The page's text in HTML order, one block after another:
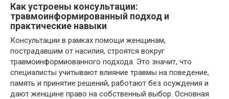
Как устроены консультации:
травмоинформированный подход и
практические навыки
Консультации в рамках помощи женщинам,
пострадавшим от насилия, строятся вокруг
травмоинформиованного подхода. Это значит, что
специалисты учитывают влияние травмы на поведение,
память и принятие решений, работают без осуждения и
дают женщине право на собственный выбор. Основная